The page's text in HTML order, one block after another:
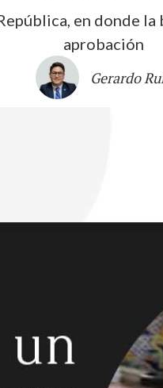
en donde
aprobación
Gerardo